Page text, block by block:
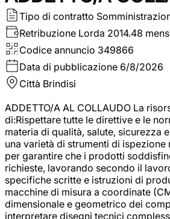
Tipo di contratto
Retribuzione Lorda 2014.48
Codice annuncio 349866
Data di pubblicazione 6/8/2026
Città Brindisi
ADDETTO/A AL COLLAUDO La
di:Rispettare tutte le direttive e le
materia di qualità, salute, sicurezza
una varietà di strumenti di
per garantire che i prodotti
richieste, lavorando secondo il
specifiche scritte e istruzioni di
macchine di misura a coordinate
dimensionale e geometrico dei
interpretare disegni tecnici